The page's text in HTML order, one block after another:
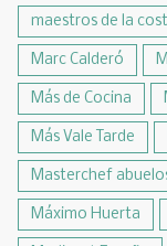
maestros de la
Marc Calderó
Más de Cocina
Más Vale Tarde
Masterchef
Máximo Huerta